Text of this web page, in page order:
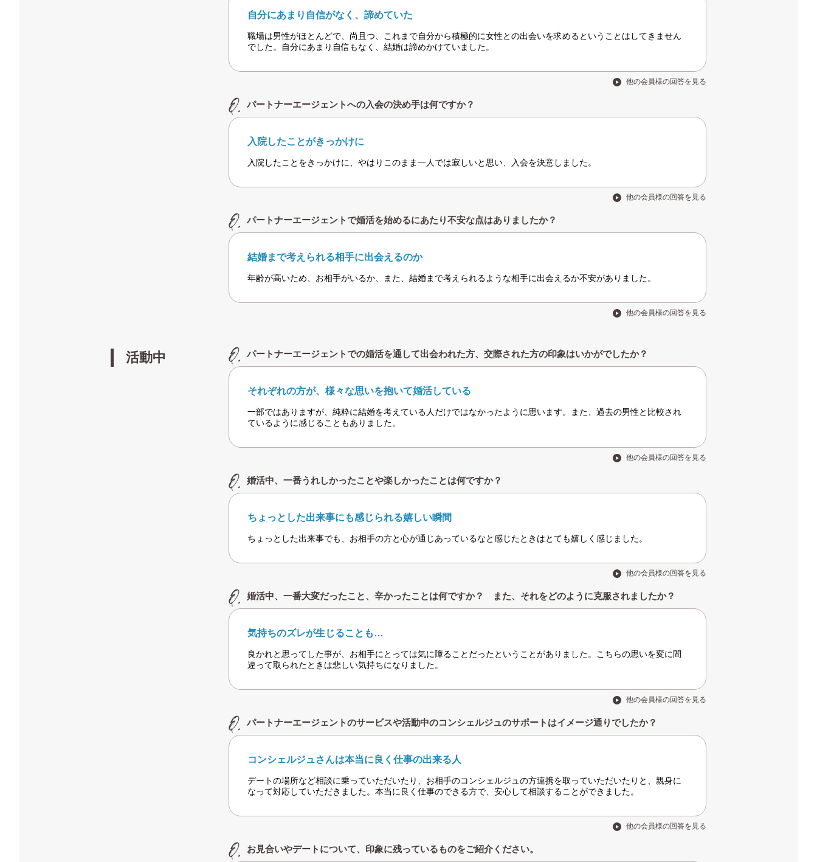
自分にあまり自信がなく、諦めていた
職場は男性がほとんどで、尚且つ、これまで自分から積極的に女性との出会いを求めるということはしてきません
でした。自分にあまり自信もなく、結婚は諦めかけていました。
他の会員様の回答を見る
パートナーエージェントへの入会の決め手は何ですか？
入院したことがきっかけに
入院したことをきっかけに、やはりこのまま一人では寂しいと思い、入会を決意しました。
他の会員様の回答を見る
パートナーエージェントで婚活を始めるにあたり不安な点はありましたか？
結婚まで考えられる相手に出会えるのか
年齢が高いため、お相手がいるか、また、結婚まで考えられるような相手に出会えるか不安がありました。
他の会員様の回答を見る
活動中 パートナーエージェントでの婚活を通して出会われた方、交際された方の印象はいかがでしたか？
それぞれの方が、様々な思いを抱いて婚活している
一部ではありますが、純粋に結婚を考えている人だけではなかったように思います。また、過去の男性と比較され
ているように感じることもありました。
他の会員様の回答を見る
婚活中、一番うれしかったことや楽しかったことは何ですか？
ちょっとした出来事にも感じられる嬉しい瞬間
ちょっとした出来事でも、お相手の方と心が通じあっているなと感じたときはとても嬉しく感じました。
他の会員様の回答を見る
婚活中、一番大変だったこと、辛かったことは何ですか？ また、それをどのように克服されましたか？
気持ちのズレが生じることも…
良かれと思ってした事が、お相手にとっては気に障ることだったということがありました。こちらの思いを変に間
違って取られたときは悲しい気持ちになりました。
他の会員様の回答を見る
パートナーエージェントのサービスや活動中のコンシェルジュのサポートはイメージ通りでしたか？
コンシェルジュさんは本当に良く仕事の出来る人
デートの場所など相談に乗っていただいたり、お相手のコンシェルジュの方連携を取っていただいたりと、親身に
なって対応していただきました。本当に良く仕事のできる方で、安心して相談することができました。
他の会員様の回答を見る
お見合いやデートについて、印象に残っているものをご紹介ください。